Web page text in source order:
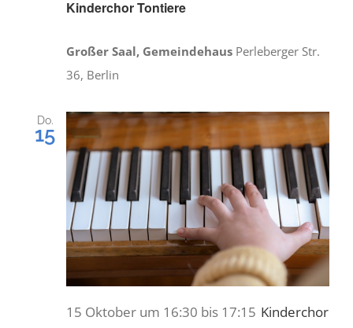
Kinderchor Tontiere
Großer Saal, Gemeindehaus Perleberger Str.
36, Berlin
Do.
15
15 Oktober um 16:30 bis 17:15 Kinderchor